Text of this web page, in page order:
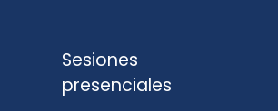
Sesiones
presenciales